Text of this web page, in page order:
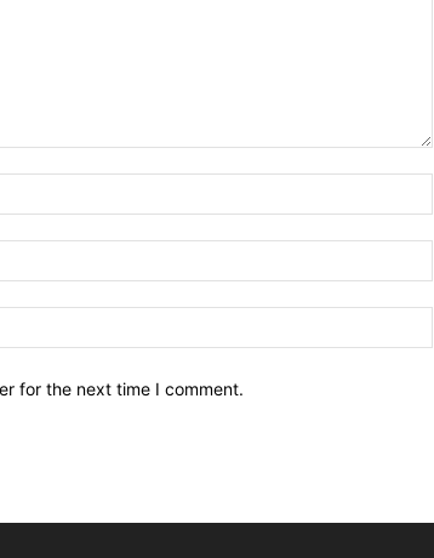
for the next time I comment.